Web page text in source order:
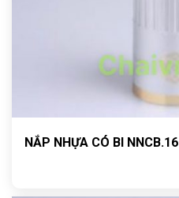
NẮP NHỰA CÓ BI NNCB.16